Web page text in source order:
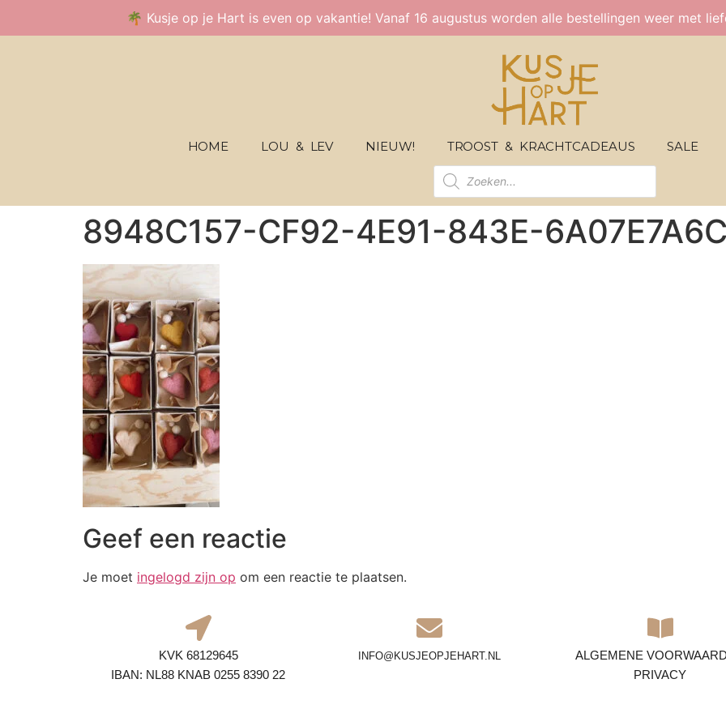
🌴 Kusje op je Hart is even op vakantie! Vanaf 16 augustus worden alle bestellingen weer met
HOME LOU & LEV NIEUW! TROOST & KRACHTCADEAUS SALE
8948C157-CF92-4E91-843E-
Geef een reactie
Je moet ingelogd zijn op om een reactie te plaatsen.
KVK 68129645
IBAN: NL88 KNAB 0255 8390 22
INFO@KUSJEOPJEHART.NL
ALGEMENE
PRIVACY